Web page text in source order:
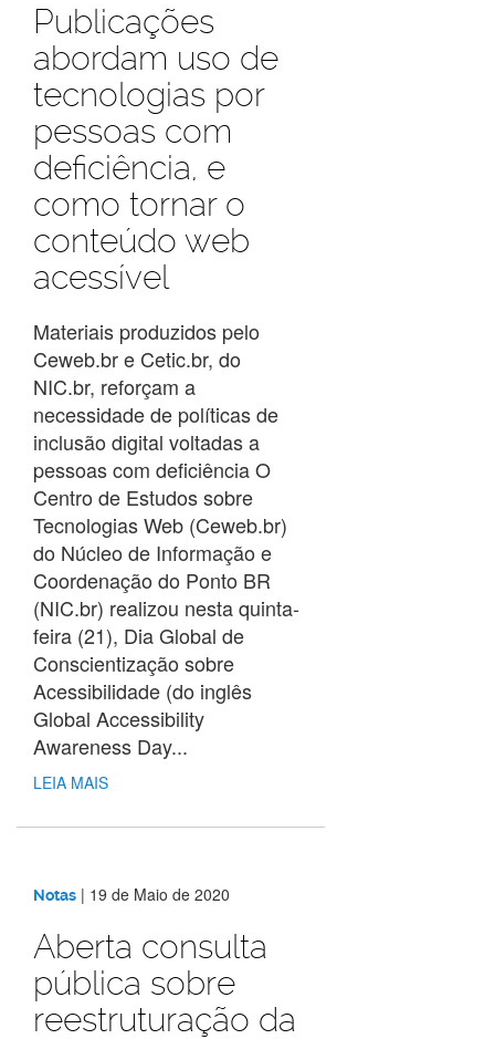
Publicações
abordam uso de
tecnologias por
pessoas com
deficiência, e
como tornar o
conteúdo web
acessível
Materiais produzidos pelo
Ceweb.br e Cetic.br, do
NIC.br, reforçam a
necessidade de políticas de
inclusão digital voltadas a
pessoas com deficiência O
Centro de Estudos sobre
Tecnologias Web (Ceweb.br)
do Núcleo de Informação e
Coordenação do Ponto BR
(NIC.br) realizou nesta quinta-
feira (21), Dia Global de
Conscientização sobre
Acessibilidade (do inglês
Global Accessibility
Awareness Day...
LEIA MAIS
Notas | 19 de Maio de 2020
Aberta consulta
pública sobre
reestruturação da